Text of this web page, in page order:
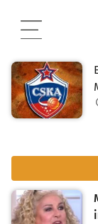
contenu